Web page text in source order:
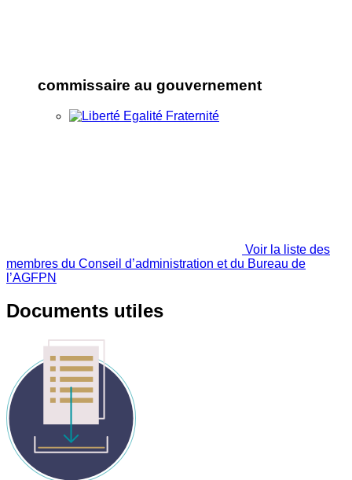
commissaire au gouvernement
Voir la liste des
membres du Conseil d’administration et du Bureau de
l’AGFPN
Documents utiles